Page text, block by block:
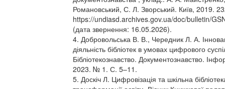
Романовський, С. Л. Зворський. Київ, 2019.
https://undiasd.archives.gov.ua/doc/bulletin/
(дата звернення: 16.05.2026).
4. Добровольська В. В., Чередник Л. А.
діяльність бібліотек в умовах цифрового
Бібліотекознавство. Документознавство.
2023. № 1. С. 5–11.
5. Доскіч Л. Цифровізація та шкільна